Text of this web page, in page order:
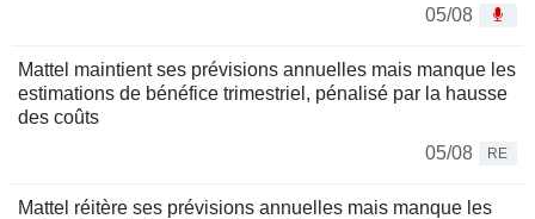
05/08
Mattel maintient ses prévisions annuelles mais manque les
estimations de bénéfice trimestriel, pénalisé par la hausse
des coûts
05/08
RE
Mattel réitère ses prévisions annuelles mais manque les